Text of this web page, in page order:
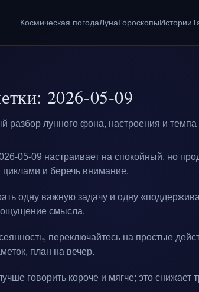
Космическая погодаЛунаГороскопыИстории
2026-05-09
разбор лунного фона, настроения и темпа
05-09 настраивает на спокойный, но
циклами и беречь внимание.
одну важную задачу и одну
ощущение смысла.
переключайтесь на простые
план на вечер.
говорить короче и мягче; это снижает